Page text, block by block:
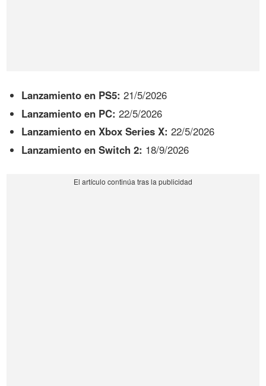
Lanzamiento en PS5: 21/5/2026
Lanzamiento en PC: 22/5/2026
Lanzamiento en Xbox Series X: 22/5/2026
Lanzamiento en Switch 2: 18/9/2026